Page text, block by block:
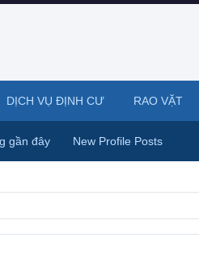
gần đây New Profile Posts
DỊCH VỤ ĐỊNH CƯ RAO VẶT